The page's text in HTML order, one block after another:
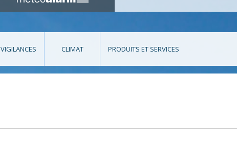
VIGILANCES CLIMAT PRODUITS ET SERVICES